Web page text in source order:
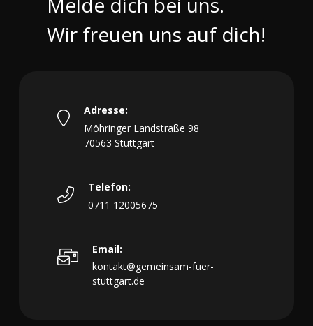
Wir freuen uns auf dich!
Adresse:
Möhringer Landstraße 98
70563 Stuttgart
Telefon:
0711 12005675
Email:
kontakt@gemeinsam-fuer-
stuttgart.de